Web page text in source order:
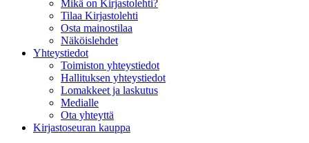
Mikä on Kirjastolehti?
Tilaa Kirjastolehti
Osta mainostilaa
Näköislehdet
Yhteystiedot
Toimiston yhteystiedot
Hallituksen yhteystiedot
Lomakkeet ja laskutus
Medialle
Ota yhteyttä
Kirjastoseuran kauppa